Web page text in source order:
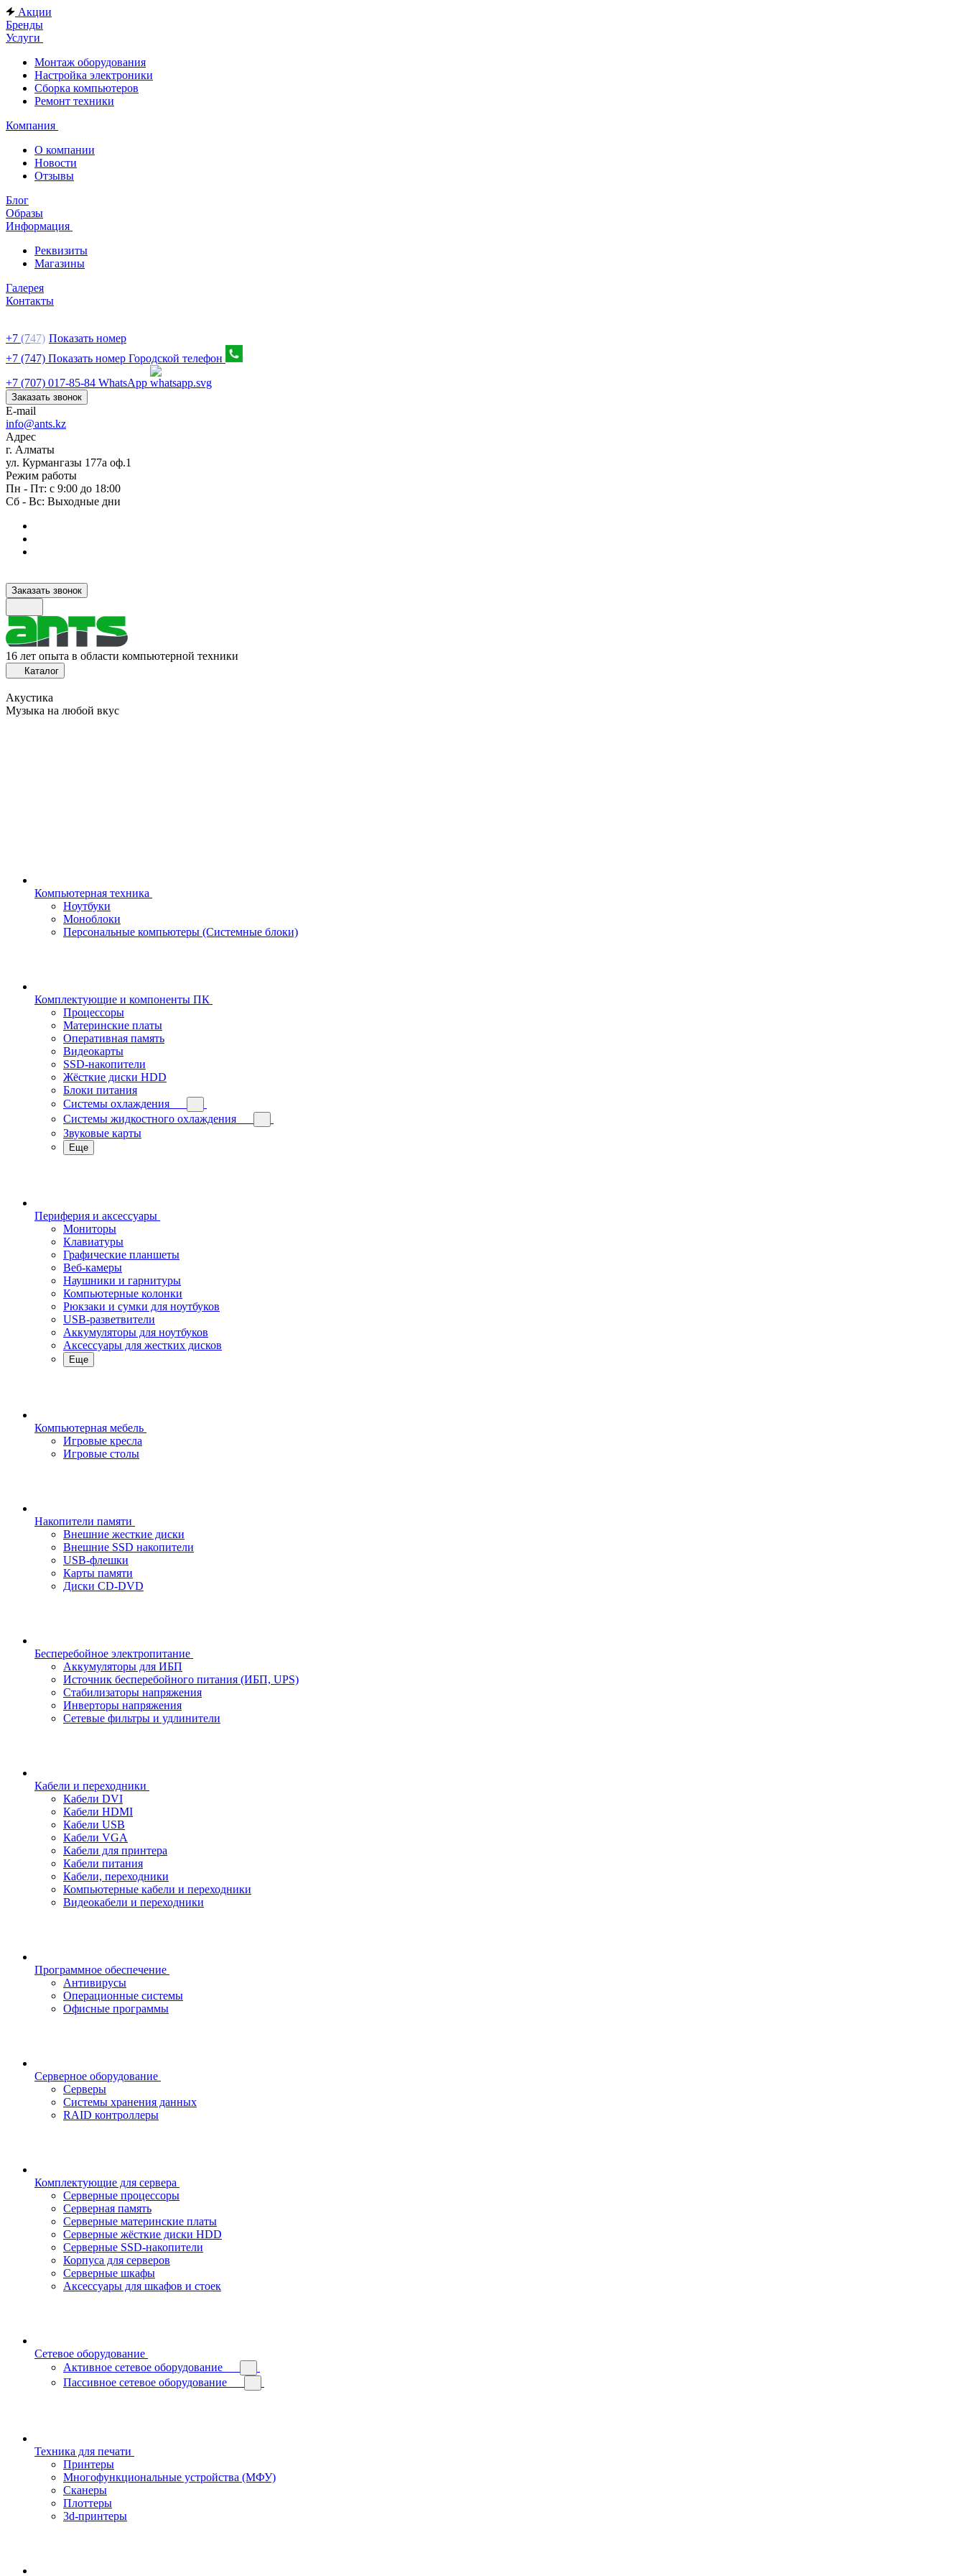
Акции
Бренды
Услуги
Монтаж оборудования
Настройка электроники
Сборка компьютеров
Ремонт техники
Компания
О компании
Новости
Отзывы
Блог
Образы
Информация
Реквизиты
Магазины
Галерея
Контакты
+7 (747) Показать номер
+7 (747) Показать номер Городской телефон
+7 (707) 017-85-84 WhatsApp
Заказать звонок
E-mail
info@ants.kz
Адрес
г. Алматы
ул. Курмангазы 177а оф.1
Режим работы
Пн - Пт: с 9:00 до 18:00
Сб - Вс: Выходные дни
Заказать звонок
16 лет опыта в области компьютерной техники
Каталог
Акустика
Музыка на любой вкус
Компьютерная техника
Ноутбуки
Моноблоки
Персональные компьютеры (Системные блоки)
Комплектующие и компоненты ПК
Процессоры
Материнские платы
Оперативная память
Видеокарты
SSD-накопители
Жёсткие диски HDD
Блоки питания
Системы охлаждения
Системы жидкостного охлаждения
Звуковые карты
Еще
Периферия и аксессуары
Мониторы
Клавиатуры
Графические планшеты
Веб-камеры
Наушники и гарнитуры
Компьютерные колонки
Рюкзаки и сумки для ноутбуков
USB-разветвители
Аккумуляторы для ноутбуков
Аксессуары для жестких дисков
Еще
Компьютерная мебель
Игровые кресла
Игровые столы
Накопители памяти
Внешние жесткие диски
Внешние SSD накопители
USB-флешки
Карты памяти
Диски CD-DVD
Бесперебойное электропитание
Аккумуляторы для ИБП
Источник бесперебойного питания (ИБП, UPS)
Стабилизаторы напряжения
Инверторы напряжения
Сетевые фильтры и удлинители
Кабели и переходники
Кабели DVI
Кабели HDMI
Кабели USB
Кабели VGA
Кабели для принтера
Кабели питания
Кабели, переходники
Компьютерные кабели и переходники
Видеокабели и переходники
Программное обеспечение
Антивирусы
Операционные системы
Офисные программы
Серверное оборудование
Серверы
Системы хранения данных
RAID контроллеры
Комплектующие для сервера
Серверные процессоры
Серверная память
Серверные материнские платы
Серверные жёсткие диски HDD
Серверные SSD-накопители
Корпуса для серверов
Серверные шкафы
Аксессуары для шкафов и стоек
Сетевое оборудование
Активное сетевое оборудование
Пассивное сетевое оборудование
Техника для печати
Принтеры
Многофункциональные устройства (МФУ)
Сканеры
Плоттеры
3d-принтеры